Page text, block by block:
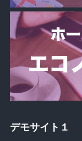
デモサイト１